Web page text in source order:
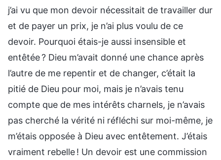
j’ai vu que mon devoir nécessitait de travailler dur
et de payer un prix, je n’ai plus voulu de ce
devoir. Pourquoi étais-je aussi insensible et
entêtée ? Dieu m’avait donné une chance après
l’autre de me repentir et de changer, c’était la
pitié de Dieu pour moi, mais je n’avais tenu
compte que de mes intérêts charnels, je n’avais
pas cherché la vérité ni réfléchi sur moi-même, je
m’étais opposée à Dieu avec entêtement. J’étais
vraiment rebelle ! Un devoir est une commission